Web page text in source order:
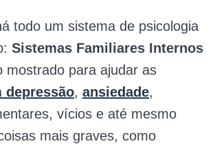
todo um sistema de psicologia
Sistemas Familiares Internos
mostrado para ajudar as
depressão, ansiedade,
vícios e até mesmo
mais graves, como